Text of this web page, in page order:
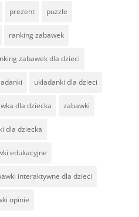
prezent puzzle
ranking zabawek
zabawek dla dzieci
układanki dla dzieci
dla dziecka zabawki
dla dziecka
edukacyjne
interaktywne dla dzieci
opinie